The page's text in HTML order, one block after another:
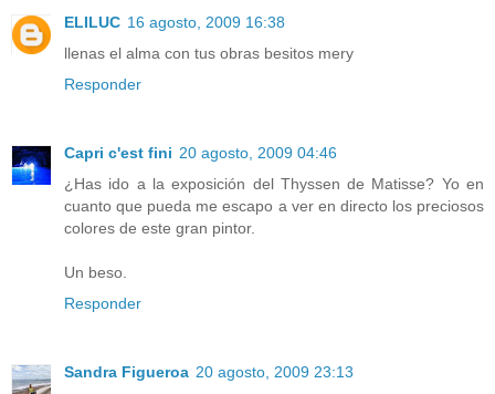
ELILUC 16 agosto, 2009 16:38
llenas el alma con tus obras besitos mery
Responder
Capri c'est fini 20 agosto, 2009 04:46
¿Has ido a la exposición del Thyssen de Matisse? Yo en
cuanto que pueda me escapo a ver en directo los preciosos
colores de este gran pintor.
Un beso.
Responder
Sandra Figueroa 20 agosto, 2009 23:13